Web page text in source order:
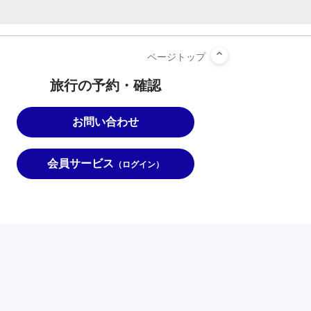
旅行の予約・確認
お問い合わせ
会員サービス （ログイン）